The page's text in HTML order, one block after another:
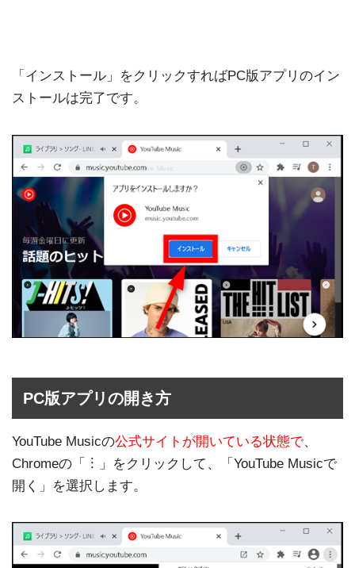
「インストール」をクリックすればPC版アプリのイン
ストールは完了です。
PC版アプリの開き方
YouTube Musicの公式サイトが開いている状態で、
Chromeの「︙」をクリックして、「YouTube Musicで
開く」を選択します。